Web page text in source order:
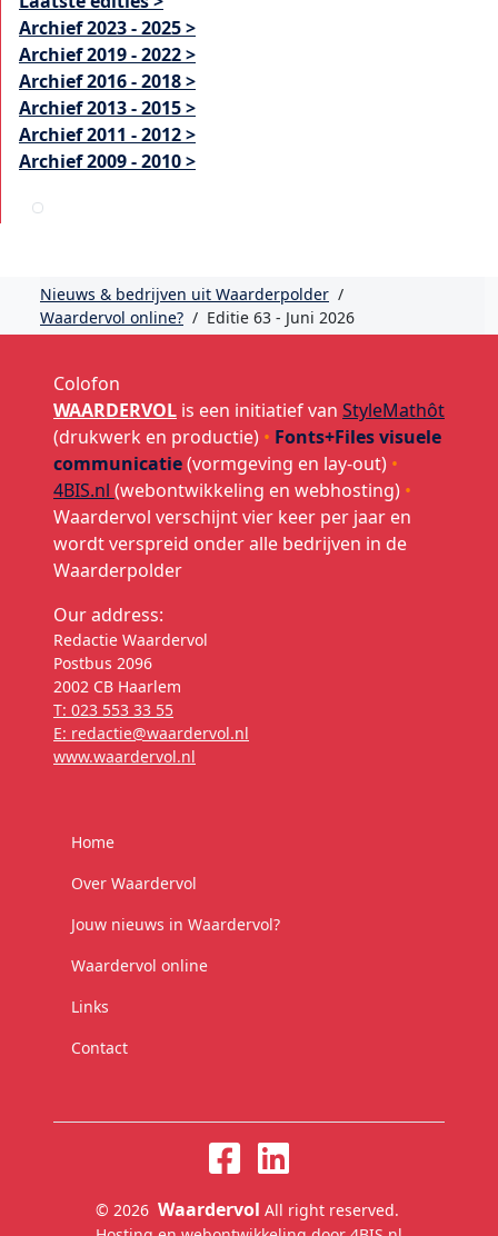
Archief 2023 - 2025 >
Archief 2019 - 2022 >
Archief 2016 - 2018 >
Archief 2013 - 2015 >
Archief 2011 - 2012 >
Archief 2009 - 2010 >
Nieuws & bedrijven uit Waarderpolder /
Waardervol online? / Editie 63 - Juni 2026
Colofon
WAARDERVOL is een initiatief van StyleMathôt
(drukwerk en productie) • Fonts+Files visuele
communicatie(vormgeving en lay-out) •
4BIS.nl (webontwikkeling en webhosting) •
Waardervol verschijnt vier keer per jaar en
wordt verspreid onder alle bedrijven in de
Waarderpolder
Our address:
Redactie Waardervol
Postbus 2096
2002 CB Haarlem
T: 023 553 33 55
E: redactie@waardervol.nl
www.waardervol.nl
Home
Over Waardervol
Jouw nieuws in Waardervol?
Waardervol online
Links
Contact
© 2026 Waardervol All right reserved.